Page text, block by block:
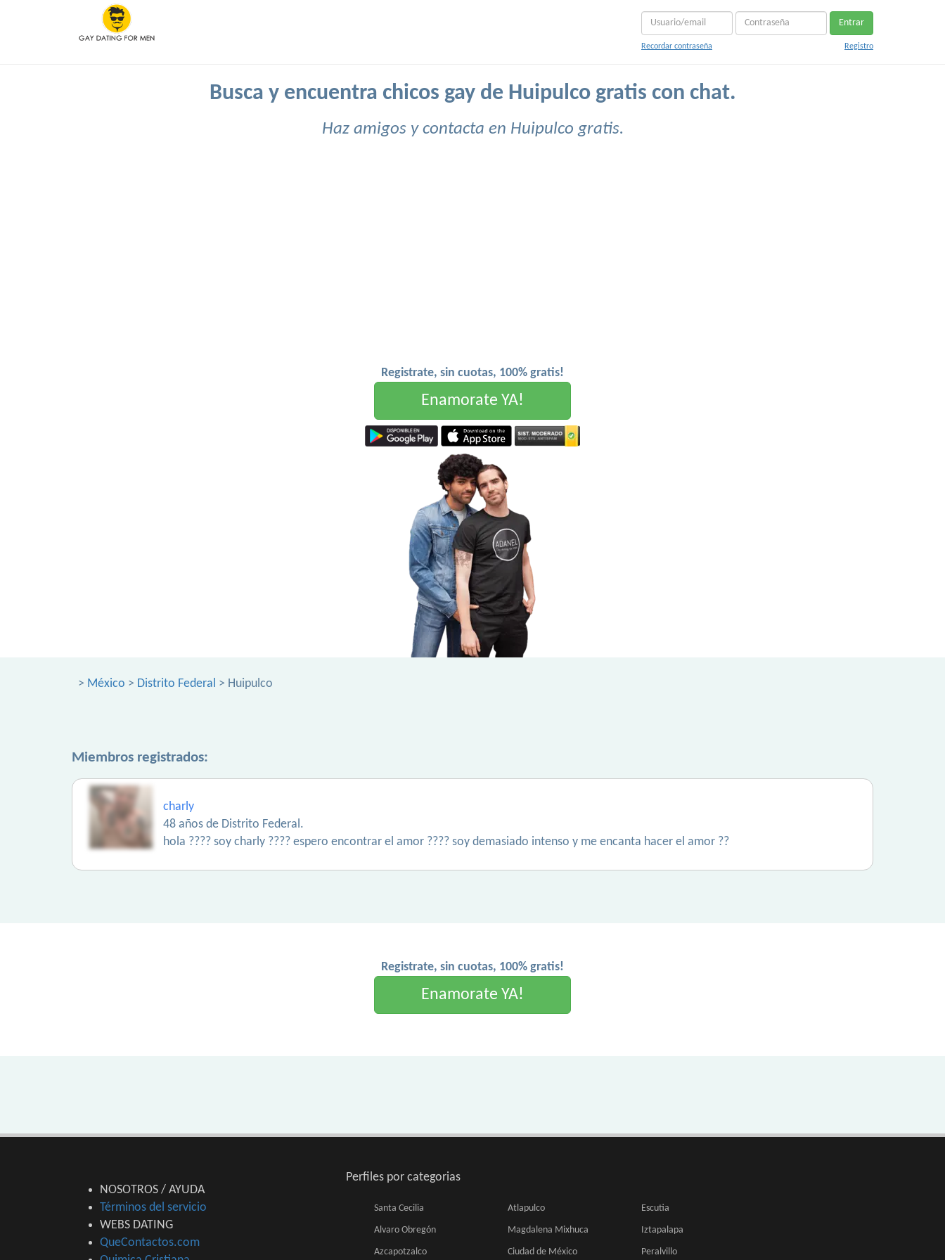
Entrar
Recordar contraseña Registro
Busca y encuentra chicos gay de Huipulco gratis con chat.
Haz amigos y contacta en Huipulco gratis.
Registrate, sin cuotas, 100% gratis!
Enamorate YA!
> México > Distrito Federal > Huipulco
Miembros registrados:
charly
48 años de Distrito Federal.
hola ???? soy charly ???? espero encontrar el amor ???? soy demasiado intenso y me encanta hacer el amor ??
Registrate, sin cuotas, 100% gratis!
Enamorate YA!
NOSOTROS / AYUDA
Términos del servicio
WEBS DATING
QueContactos.com
Perfiles por categorias
Santa Cecilia Atlapulco Escutia
Alvaro Obregón Magdalena Mixhuca Iztapalapa
Azcapotzalco Ciudad de México Peralvillo